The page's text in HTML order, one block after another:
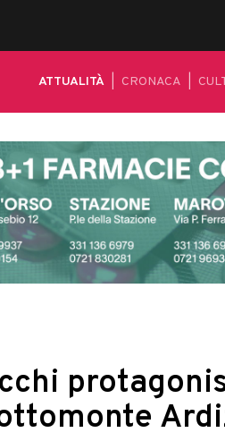
ATTUALITÀ CRONACA